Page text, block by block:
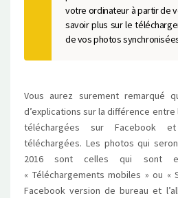
votre ordinateur à partir de
savoir plus sur le
de vos photos
Vous aurez surement remarqué
d’explications sur la différence
téléchargées sur Facebook
téléchargées. Les photos qui
2016 sont celles qui sont
« Téléchargements mobiles » ou «
Facebook version de bureau et